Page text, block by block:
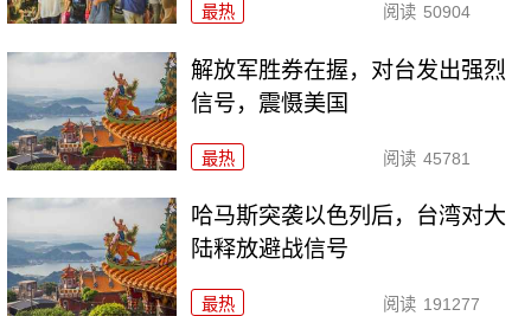
最热 阅读 50904
解放军胜券在握，对台发出强烈
信号，震慑美国
最热 阅读 45781
哈马斯突袭以色列后，台湾对大
陆释放避战信号
最热 阅读 191277